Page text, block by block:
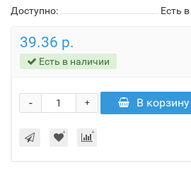
Доступно:
Есть
39.36 р.
Есть в наличии
+
- В корзину